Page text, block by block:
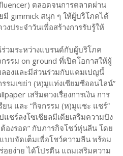
ตลอดจนการตลาดผ่าน
มี gimmick สนุก ๆ ให้ผู้บริโภคได้
งประจำวันเพื่อสร้างการรับรู้ให้
วมระหว่างแบรนด์กับผู้บริโภค
รรม on ground ที่เปิดโอกาสให้ผู้
องและมีส่วนร่วมกับแคมเปญนี้
รมเขย่า (ห)มูแท่งเซียมซีออนไลน์”
เสริมดวงเรื่องการเงิน การ
น และ “กิจกรรม (ห)มูแชะ แชร์”
ชร์ลงโซเชียลมีเดียเสริมความปัง
องรอด” กับภารกิจโชว์หุ่นลีน โดย
บบจัดเต็มเพื่อโชว์ความลีน พร้อม
ยง่าย ได้โปรตีน แถมเสริมความ